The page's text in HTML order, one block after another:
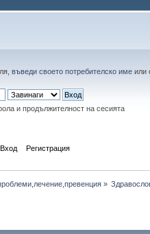
въведи своето потребителско име или
и продължителност на сесията
Вход Регистрация
»